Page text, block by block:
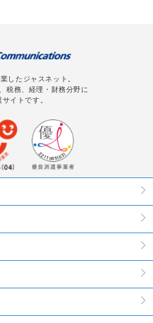
したジャスネット。
税務、経理・財務分野に
イトです。